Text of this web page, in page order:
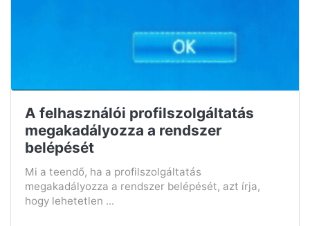
A felhasználói profilszolgáltatás
megakadályozza a rendszer
belépését
Mi a teendő, ha a profilszolgáltatás
megakadályozza a rendszer belépését, azt írja,
hogy lehetetlen ...